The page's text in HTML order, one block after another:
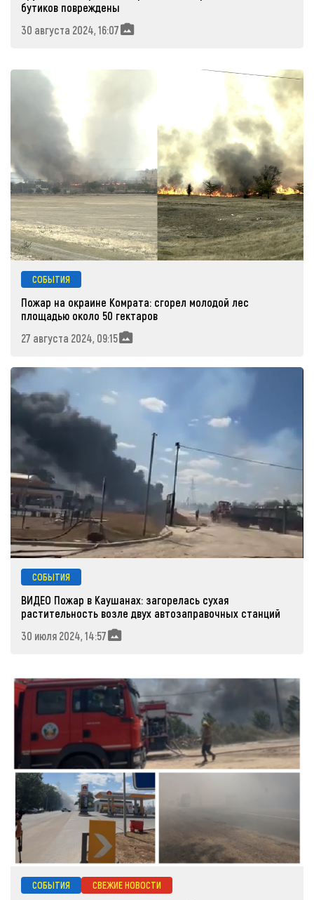
бутиков повреждены
30 августа 2024, 16:07
СОБЫТИЯ
Пожар на окраине Комрата: сгорел молодой лес
площадью около 50 гектаров
27 августа 2024, 09:15
СОБЫТИЯ
ВИДЕО Пожар в Каушанах: загорелась сухая
растительность возле двух автозаправочных станций
30 июля 2024, 14:57
СОБЫТИЯ СВЕЖИЕ НОВОСТИ